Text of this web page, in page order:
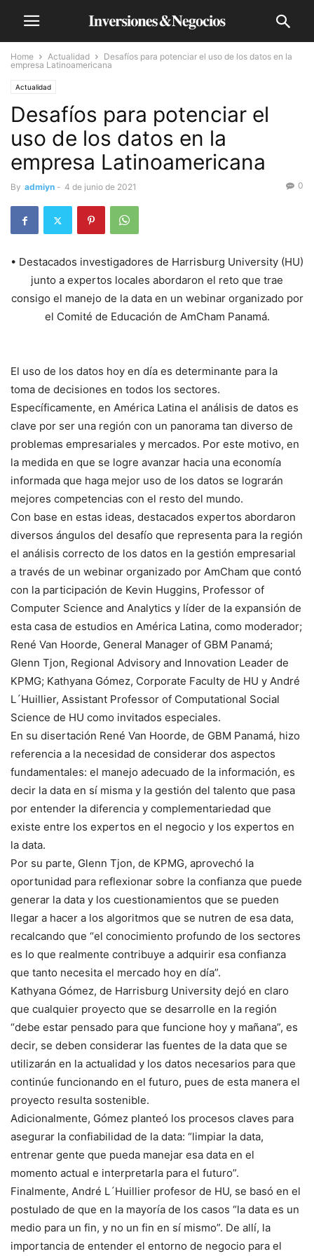
Home Actualidad
Desafíos para potenciar el uso de los datos en la
empresa Latinoamericana
Actualidad
Desafíos para potenciar el
uso de los datos en la
empresa Latinoamericana
By admiyn - 4 de junio de 2021 0
• Destacados investigadores de Harrisburg University (HU)
junto a expertos locales abordaron el reto que trae
consigo el manejo de la data en un webinar organizado por
el Comité de Educación de AmCham Panamá.
El uso de los datos hoy en día es determinante para la
toma de decisiones en todos los sectores.
Específicamente, en América Latina el análisis de datos es
clave por ser una región con un panorama tan diverso de
problemas empresariales y mercados. Por este motivo, en
la medida en que se logre avanzar hacia una economía
informada que haga mejor uso de los datos se lograrán
mejores competencias con el resto del mundo.
Con base en estas ideas, destacados expertos abordaron
diversos ángulos del desafío que representa para la región
el análisis correcto de los datos en la gestión empresarial
a través de un webinar organizado por AmCham que contó
con la participación de Kevin Huggins, Professor of
Computer Science and Analytics y líder de la expansión de
esta casa de estudios en América Latina, como moderador;
René Van Hoorde, General Manager of GBM Panamá;
Glenn Tjon, Regional Advisory and Innovation Leader de
KPMG; Kathyana Gómez, Corporate Faculty de HU y André
L´Huillier, Assistant Professor of Computational Social
Science de HU como invitados especiales.
En su disertación René Van Hoorde, de GBM Panamá, hizo
referencia a la necesidad de considerar dos aspectos
fundamentales: el manejo adecuado de la información, es
decir la data en sí misma y la gestión del talento que pasa
por entender la diferencia y complementariedad que
existe entre los expertos en el negocio y los expertos en
la data.
Por su parte, Glenn Tjon, de KPMG, aprovechó la
oportunidad para reflexionar sobre la confianza que puede
generar la data y los cuestionamientos que se pueden
llegar a hacer a los algoritmos que se nutren de esa data,
recalcando que “el conocimiento profundo de los sectores
es lo que realmente contribuye a adquirir esa confianza
que tanto necesita el mercado hoy en día”.
Kathyana Gómez, de Harrisburg University dejó en claro
que cualquier proyecto que se desarrolle en la región
“debe estar pensado para que funcione hoy y mañana”, es
decir, se deben considerar las fuentes de la data que se
utilizarán en la actualidad y los datos necesarios para que
continúe funcionando en el futuro, pues de esta manera el
proyecto resulta sostenible.
Adicionalmente, Gómez planteó los procesos claves para
asegurar la confiabilidad de la data: “limpiar la data,
entrenar gente que pueda manejar esa data en el
momento actual e interpretarla para el futuro”.
Finalmente, André L´Huillier profesor de HU, se basó en el
postulado de que en la mayoría de los casos “la data es un
medio para un fin, y no un fin en sí mismo”. De allí, la
importancia de entender el entorno de negocio para el